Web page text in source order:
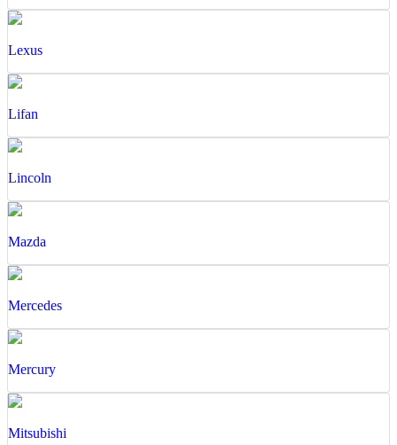
Lexus
Lifan
Lincoln
Mazda
Mercedes
Mercury
Mitsubishi